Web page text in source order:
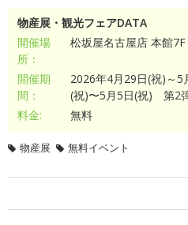
物産展・観光フェアDATA
開催場
所：
松坂屋名古屋店 本館
開催期
間：
2026年4月29日(祝)～5
(祝)〜5月5日(祝) 第2
料金:
無料
物産展 無料イベント